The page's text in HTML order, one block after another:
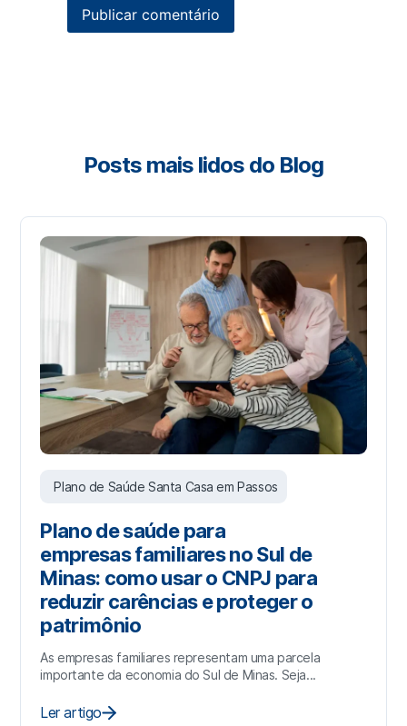
Posts mais lidos do Blog
Plano de Saúde Santa Casa em Passos
Plano de saúde para
empresas familiares no Sul de
Minas: como usar o CNPJ para
reduzir carências e proteger o
patrimônio
As empresas familiares representam uma parcela
importante da economia do Sul de Minas. Seja...
Ler artigo